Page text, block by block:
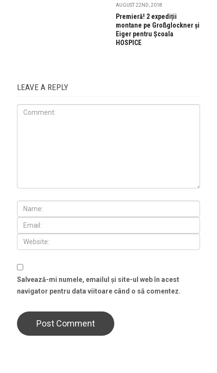
AUGUST 22ND, 2018
Premieră! 2 expediții
montane pe Großglockner și
Eiger pentru Școala
HOSPICE
LEAVE A REPLY
Salvează-mi numele, emailul și site-ul web în acest
navigator pentru data viitoare când o să comentez.